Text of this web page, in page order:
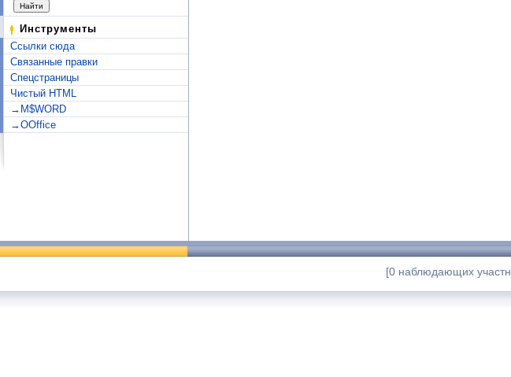
Инструменты
Ссылки сюда
Связанные правки
Спецстраницы
Чистый HTML
→M$WORD
→OOffice
[0 наблюдающих